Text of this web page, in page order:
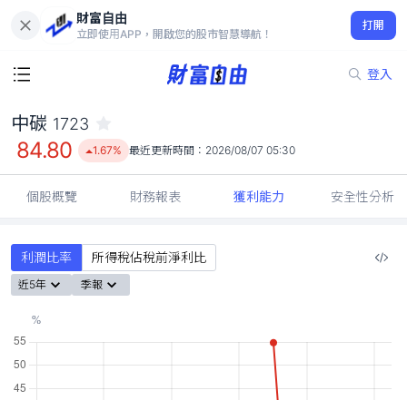
財富自由
立即使用APP，開啟您的股市智慧導航！
打開
登入
84.80
1.67%
中碳 1723
84.80 1.67% 最近更新時間： 2026/08/07 05:30
個股概覽 財務報表 獲利能力 安全性分析
利潤比率 所得稅佔稅前淨利比
近5年 季報